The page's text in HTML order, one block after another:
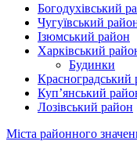
Богодухівський
Чугуївський
Ізюмський район
Харківський
Будинки
Красноградський
Куп’янський
Лозівський район
Міста районного